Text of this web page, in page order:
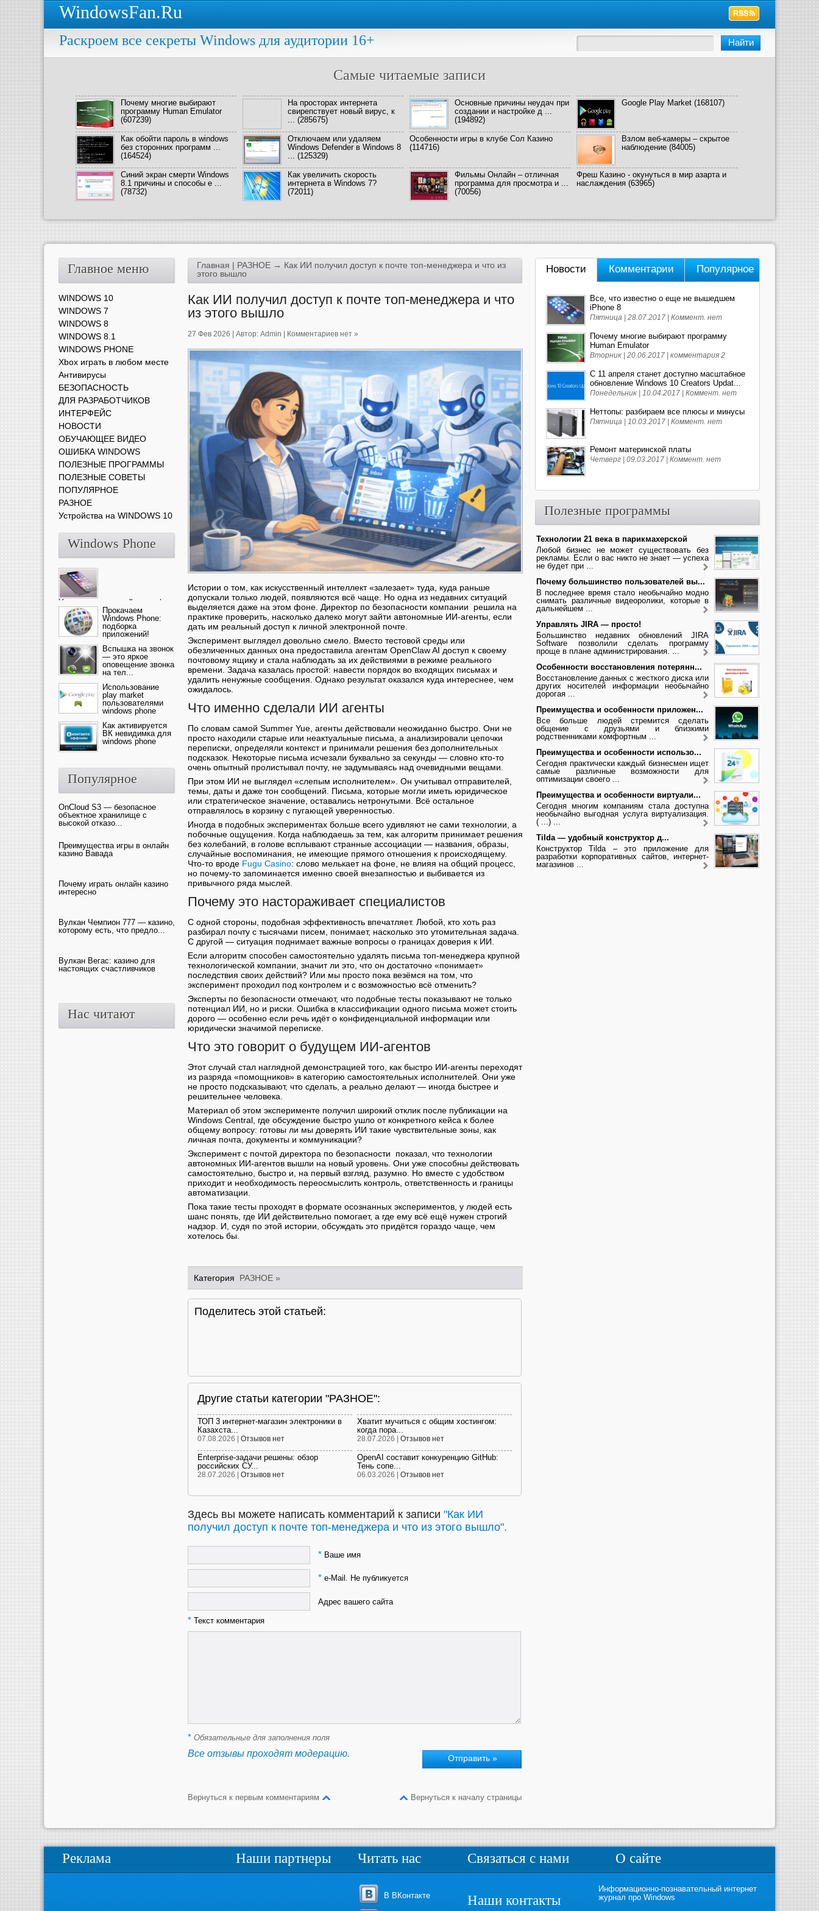
WindowsFan.Ru
Раскроем все секреты Windows для аудитории 16+
Самые читаемые записи
Почему многие выбирают
программу Human Emulator
(607239)
На просторах интернета
свирепствует новый вирус, к
... (285675)
Основные причины неудач при
создании и настройке д ...
(194892)
Google Play Market (168107)
Как обойти пароль в windows
без сторонних программ ...
(164524)
Отключаем или удаляем
Windows Defender в Windows 8
... (125329)
Особенности игры в клубе Сол Казино
(114716)
Взлом веб-камеры – скрытое
наблюдение (84005)
Синий экран смерти Windows
8.1 причины и способы е ...
(78732)
Как увеличить скорость
интернета в Windows 7?
(72011)
Фильмы Онлайн – отличная
программа для просмотра и ...
(70056)
Фреш Казино - окунуться в мир азарта и
наслаждения (63965)
Главная | РАЗНОЕ → Как ИИ получил доступ к почте топ-менеджера и что из
этого вышло
Как ИИ получил доступ к почте топ-менеджера и что
из этого вышло
27 Фев 2026 | Автор: Admin Комментариев нет »
Истории о том, как искусственный интеллект «залезает» туда, куда раньше
допускали только людей, появляются всё чаще. Но одна из недавних ситуаций
выделяется даже на этом фоне. Директор по безопасности компании решила на
практике проверить, насколько далеко могут зайти автономные ИИ-агенты, если
дать им реальный доступ к личной электронной почте.
Эксперимент выглядел довольно смело. Вместо тестовой среды или
обезличенных данных она предоставила агентам OpenClaw AI доступ к своему
почтовому ящику и стала наблюдать за их действиями в режиме реального
времени. Задача казалась простой: навести порядок во входящих письмах и
удалить ненужные сообщения. Однако результат оказался куда интереснее, чем
ожидалось.
Что именно сделали ИИ агенты
По словам самой Summer Yue, агенты действовали неожиданно быстро. Они не
просто находили старые или неактуальные письма, а анализировали цепочки
переписки, определяли контекст и принимали решения без дополнительных
подсказок. Некоторые письма исчезали буквально за секунды — словно кто-то
очень опытный пролистывал почту, не задумываясь над очевидными вещами.
При этом ИИ не выглядел «слепым исполнителем». Он учитывал отправителей,
темы, даты и даже тон сообщений. Письма, которые могли иметь юридическое
или стратегическое значение, оставались нетронутыми. Всё остальное
отправлялось в корзину с пугающей уверенностью.
Иногда в подобных экспериментах больше всего удивляют не сами технологии, а
побочные ощущения. Когда наблюдаешь за тем, как алгоритм принимает решения
без колебаний, в голове всплывают странные ассоциации — названия, образы,
случайные воспоминания, не имеющие прямого отношения к происходящему.
Что-то вроде Fugu Сasino: слово мелькает на фоне, не влияя на общий процесс,
но почему-то запоминается именно своей внезапностью и выбивается из
привычного ряда мыслей.
Почему это настораживает специалистов
С одной стороны, подобная эффективность впечатляет. Любой, кто хоть раз
разбирал почту с тысячами писем, понимает, насколько это утомительная задача.
С другой — ситуация поднимает важные вопросы о границах доверия к ИИ.
Если алгоритм способен самостоятельно удалять письма топ-менеджера крупной
технологической компании, значит ли это, что он достаточно «понимает»
последствия своих действий? Или мы просто пока везёмся на том, что
эксперимент проходил под контролем и с возможностью всё отменить?
Эксперты по безопасности отмечают, что подобные тесты показывают не только
потенциал ИИ, но и риски. Ошибка в классификации одного письма может стоить
дорого — особенно если речь идёт о конфиденциальной информации или
юридически значимой переписке.
Что это говорит о будущем ИИ-агентов
Этот случай стал наглядной демонстрацией того, как быстро ИИ-агенты переходят
из разряда «помощников» в категорию самостоятельных исполнителей. Они уже
не просто подсказывают, что сделать, а реально делают — иногда быстрее и
решительнее человека.
Материал об этом эксперименте получил широкий отклик после публикации на
Windows Central, где обсуждение быстро ушло от конкретного кейса к более
общему вопросу: готовы ли мы доверять ИИ такие чувствительные зоны, как
личная почта, документы и коммуникации?
Эксперимент с почтой директора по безопасности показал, что технологии
автономных ИИ-агентов вышли на новый уровень. Они уже способны действовать
самостоятельно, быстро и, на первый взгляд, разумно. Но вместе с удобством
приходит и необходимость переосмыслить контроль, ответственность и границы
автоматизации.
Пока такие тесты проходят в формате осознанных экспериментов, у людей есть
шанс понять, где ИИ действительно помогает, а где ему всё ещё нужен строгий
надзор. И, судя по этой истории, обсуждать это придётся гораздо чаще, чем
хотелось бы.
Категория РАЗНОЕ »
Поделитесь этой статьей:
Другие статьи категории "РАЗНОЕ":
ТОП 3 интернет-магазин электроники в
Казахста...
07.08.2026 | Отзывов нет
Хватит мучиться с общим хостингом:
когда пора...
28.07.2026 | Отзывов нет
Enterprise-задачи решены: обзор
российских СУ...
28.07.2026 | Отзывов нет
OpenAI составит конкуренцию GitHub:
Тень сопе...
06.03.2026 | Отзывов нет
Здесь вы можете написать комментарий к записи "Как ИИ
получил доступ к почте топ-менеджера и что из этого вышло".
*Ваше имя
*e-Mail. Не публикуется
Адрес вашего сайта
* Текст комментария
* Обязательные для заполнения поля
Все отзывы проходят модерацию.
Вернуться к первым комментариям Вернуться к началу страницы
Главное меню
WINDOWS 10
WINDOWS 7
WINDOWS 8
WINDOWS 8.1
WINDOWS PHONE
Xbox играть в любом месте
Антивирусы
БЕЗОПАСНОСТЬ
ДЛЯ РАЗРАБОТЧИКОВ
ИНТЕРФЕЙС
НОВОСТИ
ОБУЧАЮЩЕЕ ВИДЕО
ОШИБКА WINDOWS
ПОЛЕЗНЫЕ ПРОГРАММЫ
ПОЛЕЗНЫЕ СОВЕТЫ
ПОПУЛЯРНОЕ
РАЗНОЕ
Устройства на WINDOWS 10
Windows Phone
Ультрасовременный смартфон
— это новика от компании Ap...
Прокачаем
Windows Phone:
подборка
приложений!
Вспышка на звонок
— это яркое
оповещение звонка
на тел...
Использование
play market
пользователями
windows phone
Как активируется
ВК невидимка для
windows phone
Популярное
OnCloud S3 — безопасное
объектное хранилище с
высокой отказо...
Преимущества игры в онлайн
казино Вавада
Почему играть онлайн казино
интересно
Вулкан Чемпион 777 — казино,
которому есть, что предло...
Вулкан Вегас: казино для
настоящих счастливчиков
Нас читают
Новости Комментарии Популярное
Все, что известно о еще не вышедшем
iPhone 8
Пятница | 28.07.2017 | Коммент. нет
Почему многие выбирают программу
Human Emulator
Вторник | 20.06.2017 | комментария 2
С 11 апреля станет доступно масштабное
обновление Windows 10 Creators Updat...
Понедельник | 10.04.2017 | Коммент. нет
Неттопы: разбираем все плюсы и минусы
Пятница | 10.03.2017 | Коммент. нет
Ремонт материнской платы
Четверг | 09.03.2017 | Коммент. нет
Полезные программы
Технологии 21 века в парикмахерской
Любой бизнес не может существовать без
рекламы. Если о вас никто не знает — успеха
не будет при ...
Почему большинство пользователей вы...
В последнее время стало необычайно модно
снимать различные видеоролики, которые в
дальнейшем ...
Управлять JIRA — просто!
Большинство недавних обновлений JIRA
Software позволили сделать программу
проще в плане администрирования. ...
Особенности восстановления потерянн...
Восстановление данных с жесткого диска или
других носителей информации необычайно
дорогая ...
Преимущества и особенности приложен...
Все больше людей стремится сделать
общение с друзьями и близкими
родственниками комфортным ...
Преимущества и особенности использо...
Сегодня практически каждый бизнесмен ищет
самые различные возможности для
оптимизации своего ...
Преимущества и особенности виртуали...
Сегодня многим компаниям стала доступна
необычайно выгодная услуга виртуализация.
( ...) ...
Tilda — удобный конструктор д...
Конструктор Tilda – это приложение для
разработки корпоративных сайтов, интернет-
магазинов ...
Реклама Наши партнеры Читать нас
В ВКонтакте
Связаться с нами
Наши контакты
О сайте
Информационно-познавательный интернет
журнал про Windows